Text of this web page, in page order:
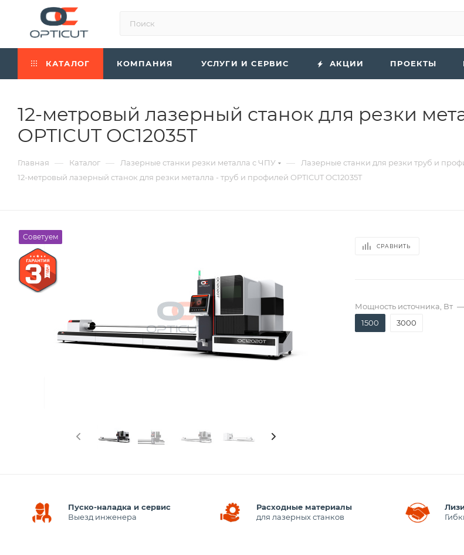
КАТАЛОГ КОМПАНИЯ УСЛУГИ И СЕРВИС АКЦИИ ПРОЕКТЫ
12-метровый лазерный станок для резки
OPTICUT OC12035T
Главная — Каталог — Лазерные станки резки металла с ЧПУ — Лазерные станки для резки труб и
12-метровый лазерный станок для резки металла - труб и профилей OPTICUT OC12035T
Советуем
СРАВНИТЬ
Мощность источника, Вт —
1500
3000
Пуско-наладка и сервис
Выезд инженера
Расходные материалы
для лазерных станков